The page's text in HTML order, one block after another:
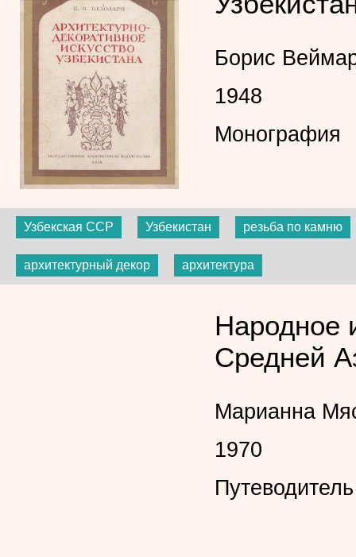
Борис
1948
Монография
Узбекская ССР Узбекистан резьба по камню
архитектурный декор архитектура
Народное
Средней
Марианна
1970
Путеводитель